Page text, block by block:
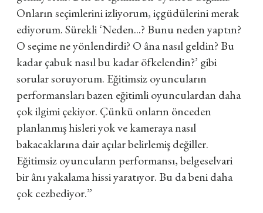
Onların seçimlerini izliyorum, içgüdülerini merak
ediyorum. Sürekli ‘Neden...? Bunu neden yaptın?
O seçime ne yönlendirdi? O âna nasıl geldin? Bu
kadar çabuk nasıl bu kadar öfkelendin?’ gibi
sorular soruyorum. Eğitimsiz oyuncuların
performansları bazen eğitimli oyunculardan daha
çok ilgimi çekiyor. Çünkü onların önceden
planlanmış hisleri yok ve kameraya nasıl
bakacaklarına dair açılar belirlemiş değiller.
Eğitimsiz oyuncuların performansı, belgeselvari
bir ânı yakalama hissi yaratıyor. Bu da beni daha
çok cezbediyor.”